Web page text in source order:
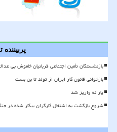
پربیننده
بازنشستگان تأمین اجتماعی قربانیان خاموش بی
بازخوانی قانون کار ایران از تولد تا بن بست
یارانه واریز شد
شروع بازگشت به اشتغال کارگران بیکار شده در